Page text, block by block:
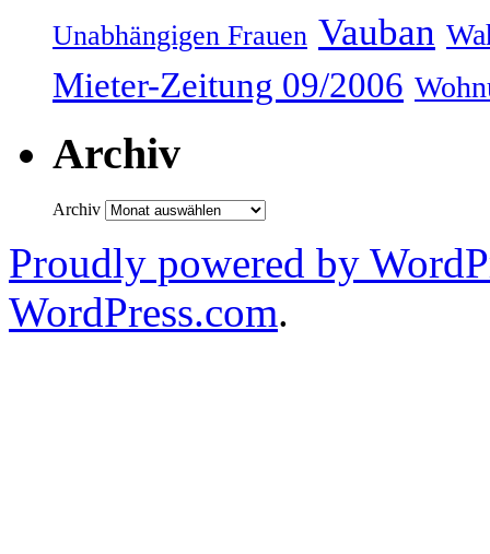
Unabhängigen Frauen Vauban
Mieter-Zeitung 09/2006
Archiv
Archiv
Proudly powered by
WordPress.com.